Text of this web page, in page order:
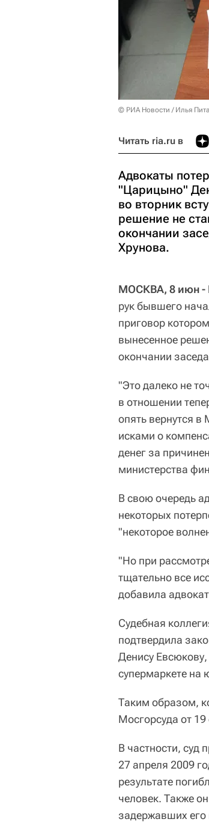
© РИА Новости / Илья
Читать ria.ru в
Адвокаты
"Царицыно"
во вторник
решение не
окончании
Хрунова.
МОСКВА, 8 июн -
рук бывшего
приговор
вынесенное
окончании
"Это далеко не
в отношении
опять вернутся
исками о
денег за
министерства
В свою очередь
некоторых
"некоторое
"Но при
тщательно все
добавила
Судебная
подтвердила
Денису
супермаркете на
Таким образом,
Мосгорсуда от
В частности, суд
27 апреля 2009
результате
человек. Также
задержавших его